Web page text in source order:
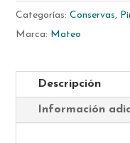
(leña)
Categorías:Conservas,
Marca: Mateo
Descripción
Información